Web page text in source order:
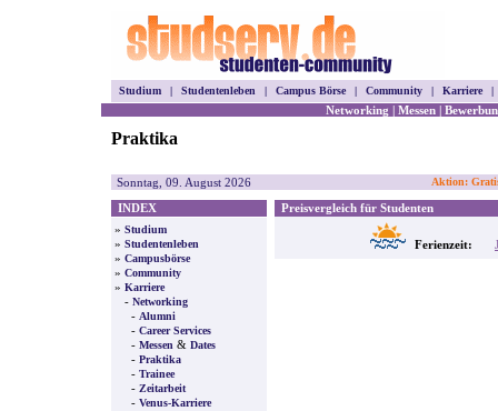
Studium | Studentenleben | Campus Börse | Community | Karriere |
Networking | Messen |
Praktika
Sonntag, 09. August 2026 Aktion:
INDEX
» Studium
» Studentenleben
» Campusbörse
» Community
» Karriere
- Networking
- Alumni
- Career Services
- Messen & Dates
- Praktika
- Trainee
- Zeitarbeit
- Venus-Karriere
Preisvergleich für Studenten
Ferienzeit: